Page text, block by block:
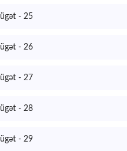
- 25
- 26
- 27
- 28
- 29